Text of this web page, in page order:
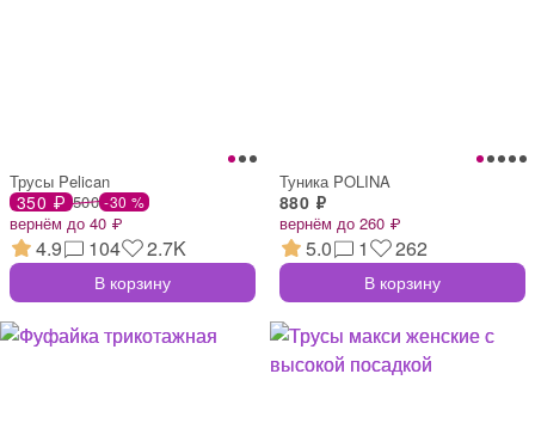
Трусы Pelican
350 ₽ 500 -30 %
вернём до 40 ₽
4.9 104 2.7K
В корзину
Туника POLINA
880 ₽
вернём до 260 ₽
5.0 1 262
В корзину